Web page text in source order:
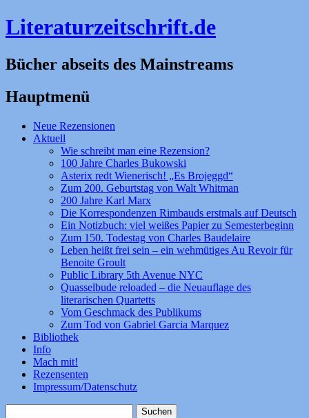
Literaturzeitschrift.de
Bücher abseits des Mainstreams
Hauptmenü
Zum
Inhalt
Neue Rezensionen
Aktuell
Wie schreibt man eine Rezension?
100 Jahre Charles Bukowski
Asterix redt Wienerisch! „Es Brojeggd“
Zum 200. Geburtstag von Walt Whitman
200 Jahre Karl Marx
Die Korrespondenzen Rimbauds erstmals auf Deutsch
Ein Notizbuch: viel weißes Papier zu Semesterbeginn
Zum 150. Todestag von Charles Baudelaire
Leben heißt frei sein – ein wehmütiges Au Revoir für
Benoite Groult
Public Library 5th Avenue NYC
Quasselbude reloaded – die Neuauflage des
literarischen Quartetts
Vom Geschmack des Publikums
Zum Tod von Gabriel Garcia Marquez
Bibliothek
Info
Mach mit!
Rezensenten
Impressum/Datenschutz